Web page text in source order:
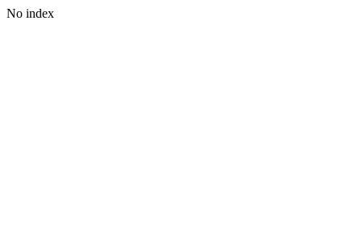
No index